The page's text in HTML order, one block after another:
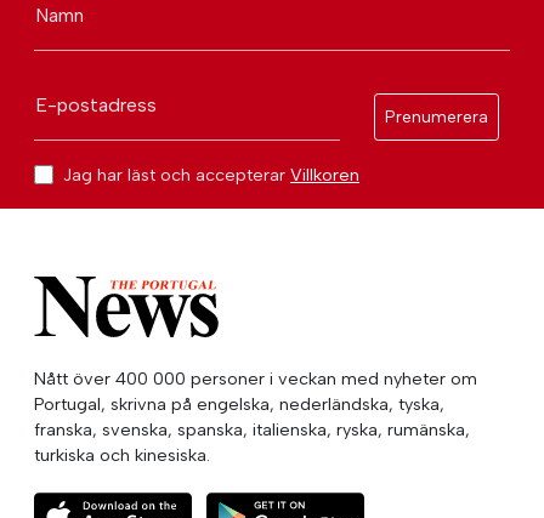
Namn
E-postadress
Prenumerera
Jag har läst och accepterar Villkoren
Nått över 400 000 personer i veckan med nyheter om
Portugal, skrivna på engelska, nederländska, tyska,
franska, svenska, spanska, italienska, ryska, rumänska,
turkiska och kinesiska.